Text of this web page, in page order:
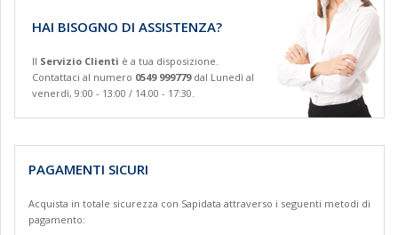
HAI BISOGNO DI ASSISTENZA?
Il Servizio Clienti è a tua disposizione.
Contattaci al numero 0549 999779dal Lunedì al
venerdì, 9:00 - 13:00 / 14.00 - 17:30.
PAGAMENTI SICURI
Acquista in totale sicurezza con Sapidata attraverso i seguenti metodi di
pagamento: